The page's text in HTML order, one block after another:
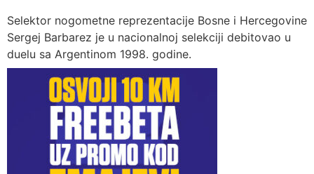
Selektor nogometne reprezentacije Bosne i Hercegovine
Sergej Barbarez je u nacionalnoj selekciji debitovao u
duelu sa Argentinom 1998. godine.